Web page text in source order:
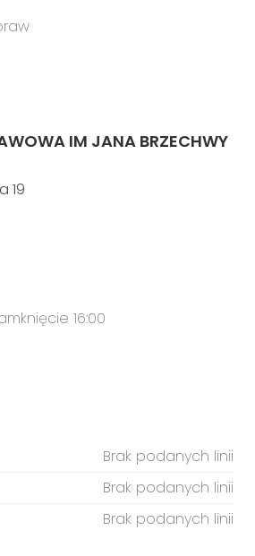
IM JANA BRZECHWY
19
16:00
Brak podanych linii
Brak podanych linii
Brak podanych linii